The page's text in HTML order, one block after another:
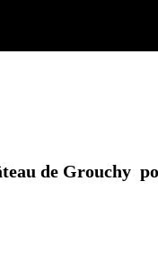
de Grouchy